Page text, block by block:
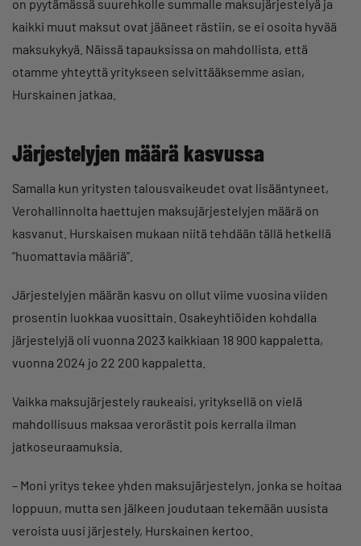
on pyytämässä suurehkolle summalle maksujärjestelyä ja
kaikki muut maksut ovat jääneet rästiin, se ei osoita hyvää
maksukykyä. Näissä tapauksissa on mahdollista, että
otamme yhteyttä yritykseen selvittääksemme asian,
Hurskainen jatkaa.
Järjestelyjen määrä kasvussa
Samalla kun yritysten talousvaikeudet ovat lisääntyneet,
Verohallinnolta haettujen maksujärjestelyjen määrä on
kasvanut. Hurskaisen mukaan niitä tehdään tällä hetkellä
”huomattavia määriä”.
Järjestelyjen määrän kasvu on ollut viime vuosina viiden
prosentin luokkaa vuosittain. Osakeyhtiöiden kohdalla
järjestelyjä oli vuonna 2023 kaikkiaan 18 900 kappaletta,
vuonna 2024 jo 22 200 kappaletta.
Vaikka maksujärjestely raukeaisi, yrityksellä on vielä
mahdollisuus maksaa verorästit pois kerralla ilman
jatkoseuraamuksia.
– Moni yritys tekee yhden maksujärjestelyn, jonka se hoitaa
loppuun, mutta sen jälkeen joudutaan tekemään uusista
veroista uusi järjestely, Hurskainen kertoo.